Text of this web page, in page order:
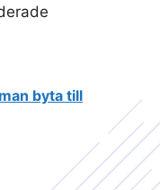
byta till